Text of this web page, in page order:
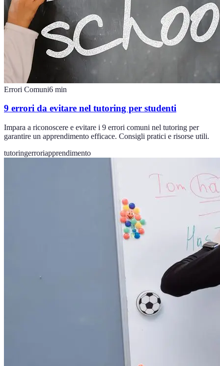
Errori Comuni6 min
9 errori da evitare nel tutoring per studenti
Impara a riconoscere e evitare i 9 errori comuni nel tutoring per
garantire un apprendimento efficace. Consigli pratici e risorse utili.
tutoringerroriapprendimento